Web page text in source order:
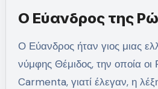
Ο Εύανδρος της
Ο Εύανδρος ήταν γιος μιας ελληνικής θεότητας, της
νύμφης Θέμιδος, την οποία οι
Carmenta, γιατί έλεγαν, η